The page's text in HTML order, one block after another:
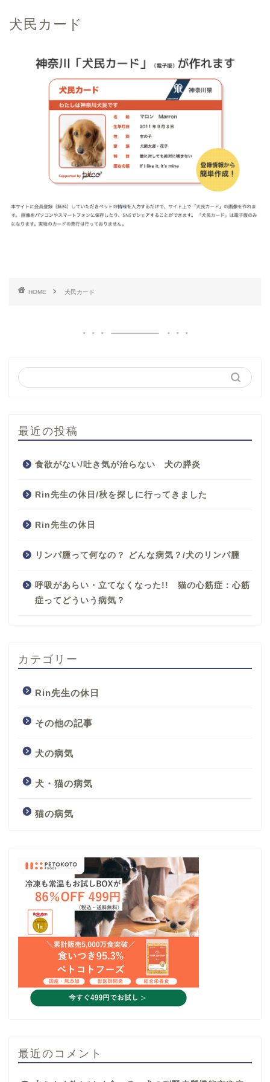
犬民カード
HOME 犬民カード
最近の投稿
食欲がない/吐き気が治らない 犬の膵炎
Rin先生の休日/秋を探しに行ってきました
Rin先生の休日
リンパ腫って何なの？ どんな病気？/犬のリンパ腫
呼吸があらい・立てなくなった!! 猫の心筋症：心筋
症ってどういう病気？
カテゴリー
Rin先生の休日
その他の記事
犬の病気
犬・猫の病気
猫の病気
最近のコメント